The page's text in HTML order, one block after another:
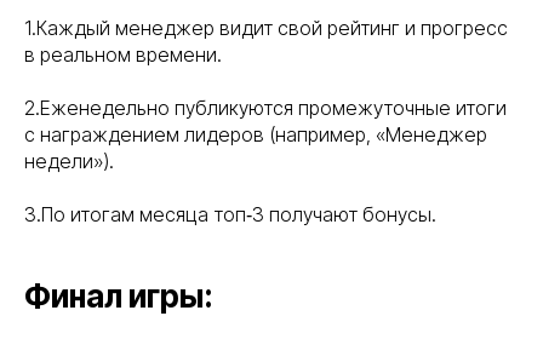
1.Каждый менеджер видит свой рейтинг и прогресс
в реальном времени.
2.Еженедельно публикуются промежуточные итоги
с награждением лидеров (например, «Менеджер
недели»).
3.По итогам месяца топ‑3 получают бонусы.
Финал игры: